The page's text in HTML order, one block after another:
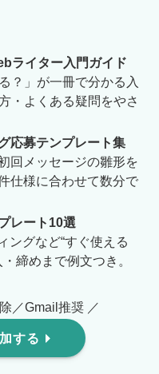
ライター入門ガイド
？」が一冊で分かる入
・よくある疑問をやさ
応募テンプレート集
回メッセージの雛形を
仕様に合わせて数分で
レート10選
ングなど“すぐ使える
締めまで例文つき。
／Gmail推奨 ／
する